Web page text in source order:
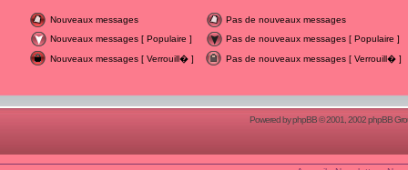
Nouveaux messages
Pas de nouveaux messages
Nouveaux messages [ Populaire ]
Pas de nouveaux messages [ Populaire ]
Nouveaux messages [ Verrouill� ]
Pas de nouveaux messages [ Verrouill� ]
Powered byphpBB© 2001, 2002 phpBB